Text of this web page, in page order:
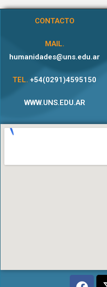
CONTACTO
MAIL.
humanidades@uns.edu.ar
TEL. +54(0291)4595150
WWW.UNS.EDU.AR